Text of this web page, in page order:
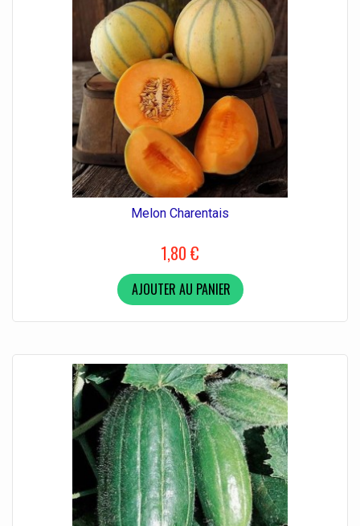
Melon Charentais
1,80 €
AJOUTER AU PANIER